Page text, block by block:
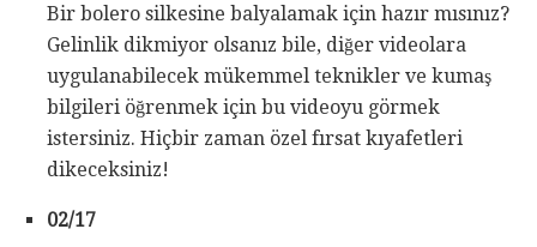
Bir bolero silkesine balyalamak için hazır mısınız?
Gelinlik dikmiyor olsanız bile, diğer videolara
uygulanabilecek mükemmel teknikler ve kumaş
bilgileri öğrenmek için bu videoyu görmek
istersiniz. Hiçbir zaman özel fırsat kıyafetleri
dikeceksiniz!
02/17